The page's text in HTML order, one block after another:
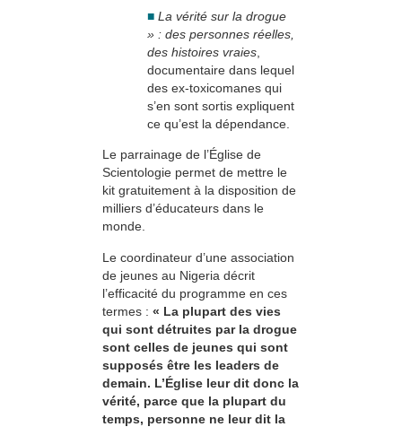
■ La vérité sur la drogue
» : des personnes réelles,
des histoires vraies
documentaire dans lequel
des ex-toxicomanes qui
s’en sont sortis expliquent
ce qu’est la dépendance.
Le parrainage de l’Église de
Scientologie permet de mettre le
kit gratuitement à la disposition de
milliers d’éducateurs dans le
monde.
Le coordinateur d’une association
de jeunes au Nigeria décrit
l’efficacité du programme en ces
termes : « La plupart des vies
qui sont détruites par la drogue
sont celles de jeunes qui sont
supposés être les leaders de
demain. L’Église leur dit donc la
vérité, parce que la plupart du
temps, personne ne leur dit la